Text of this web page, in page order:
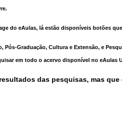
do eAulas, lá estão disponíveis botões
Graduação, Cultura e Extensão, e
em todo o acervo disponível no eAulas
das pesquisas, mas que